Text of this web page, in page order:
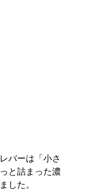
バーは「小さ
と詰まった濃
した。